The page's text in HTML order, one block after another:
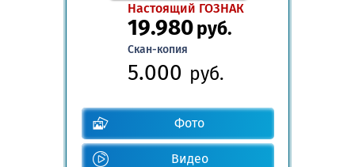
Настоящий ГОЗНАК
19.980руб.
Скан-копия
5.000 руб.
Фото
Видео